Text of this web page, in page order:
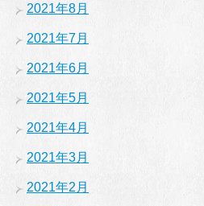
2021年8月
2021年7月
2021年6月
2021年5月
2021年4月
2021年3月
2021年2月